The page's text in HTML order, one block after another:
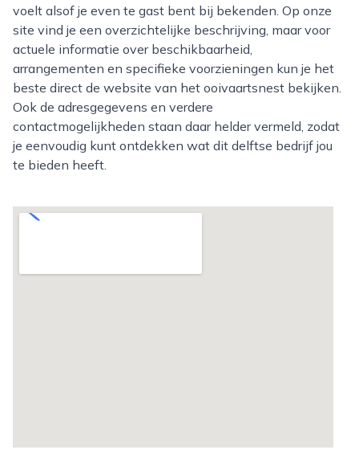
voelt alsof je even te gast bent bij bekenden. Op onze
site vind je een overzichtelijke beschrijving, maar voor
actuele informatie over beschikbaarheid,
arrangementen en specifieke voorzieningen kun je het
beste direct de website van het ooivaartsnest bekijken.
Ook de adresgegevens en verdere
contactmogelijkheden staan daar helder vermeld, zodat
je eenvoudig kunt ontdekken wat dit delftse bedrijf jou
te bieden heeft.